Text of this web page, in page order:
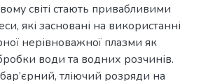
світі стають привабливими
які засновані на використанні
нерівноважної плазми як
води та водних розчинів.
тліючий розряди на